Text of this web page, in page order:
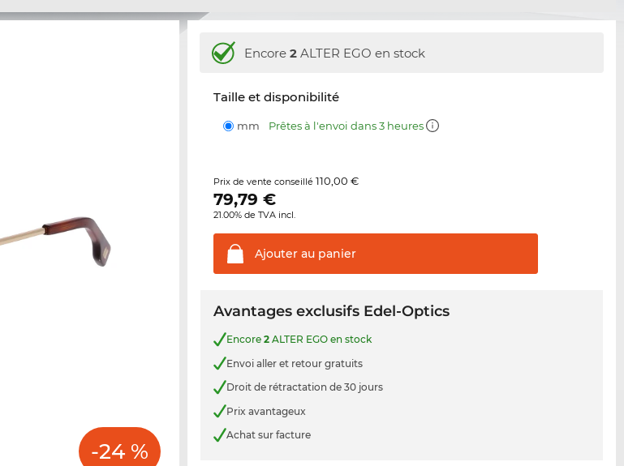
-24 %
Encore2 ALTER EGO en stock
Taille et disponibilité
mm Prêtes à l'envoi dans 3 heures
Prix de vente conseillé110,00 €
79,79 €
21.00% de TVA incl.
Ajouter au panier
Avantages exclusifs Edel-Optics
Encore2 ALTER EGO en stock
Envoi aller et retour gratuits
Droit de rétractation de 30 jours
Prix avantageux
Achat sur facture